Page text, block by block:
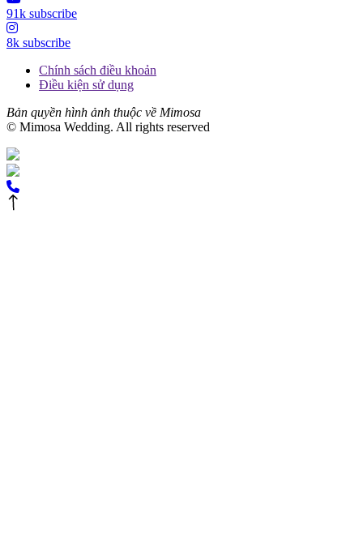
91k subscribe
8k subscribe
Chính sách điều khoản
Điều kiện sử dụng
Bản quyền hình ảnh thuộc về Mimosa
© Mimosa Wedding. All rights reserved